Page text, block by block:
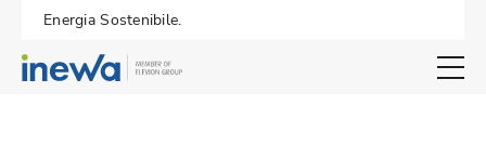
Energia Sostenibile.
Open